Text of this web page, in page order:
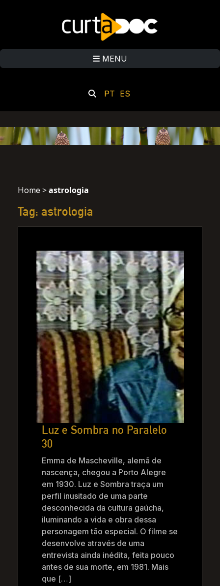
MENU
PT ES
Home >astrologia
Tag: astrologia
Luz e Sombra no Paralelo
30
Emma de Mascheville, alemã de
nascença, chegou a Porto Alegre
em 1930. Luz e Sombra traça um
perfil inusitado de uma parte
desconhecida da cultura gaúcha,
iluminando a vida e obra dessa
personagem tão especial. O filme se
desenvolve através de uma
entrevista ainda inédita, feita pouco
antes de sua morte, em 1981. Mais
que […]